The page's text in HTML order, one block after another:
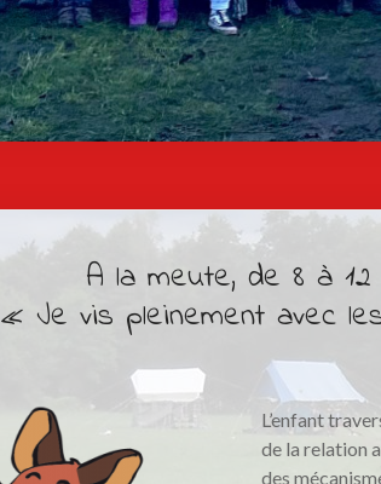
A la meute, de 8 à
« Je vis pleinement avec
L’enfant
de la relation
des